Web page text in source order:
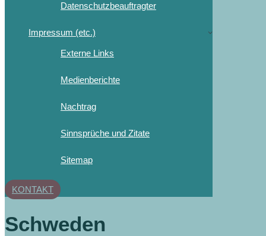
Datenschutzbeauftragter
Impressum (etc.)
Externe Links
Medienberichte
Nachtrag
Sinnsprüche und Zitate
Sitemap
KONTAKT
Schweden